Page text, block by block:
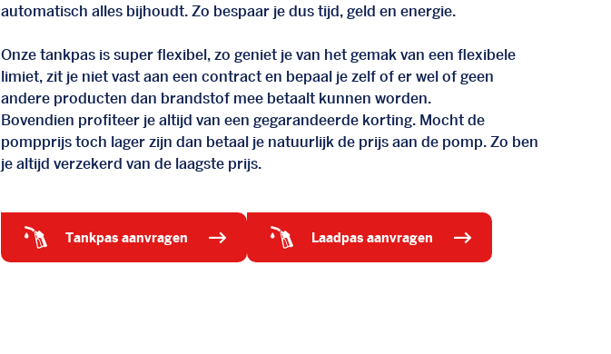
automatisch alles bijhoudt. Zo bespaar je dus tijd, geld en energie.
Onze tankpas is super flexibel, zo geniet je van het gemak van een flexibele
limiet, zit je niet vast aan een contract en bepaal je zelf of er wel of geen
andere producten dan brandstof mee betaalt kunnen worden.
Bovendien profiteer je altijd van een gegarandeerde korting. Mocht de
pompprijs toch lager zijn dan betaal je natuurlijk de prijs aan de pomp. Zo ben
je altijd verzekerd van de laagste prijs.
tankpas aanvragen laadpas aanvragen